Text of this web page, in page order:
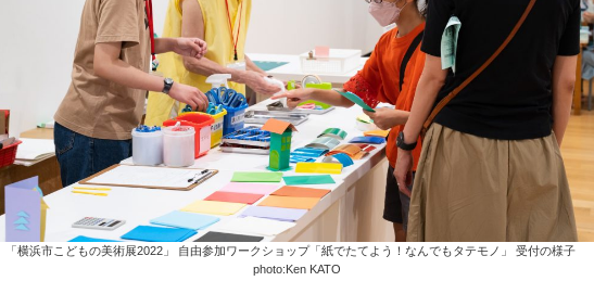
「横浜市こどもの美術展2022」 自由参加ワークショップ「紙でたてよう！なんでもタテモノ」 受付の様子
photo:Ken KATO